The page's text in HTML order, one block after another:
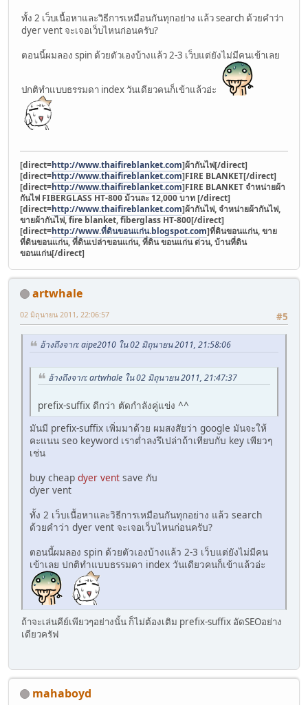
ทั้ง 2 เว็บเนื้อหาและวิธีการเหมือนกันทุกอย่าง แล้ว search ด้วยคำว่า
dyer vent จะเจอเว็บไหนก่อนครับ?
ตอนนี้ผมลอง spin ด้วยตัวเองบ้างแล้ว 2-3 เว็บแต่ยังไม่มีคนเข้าเลย
ปกติทำแบบธรรมดา index วันเดียวคนก็เข้าแล้วอ่ะ
[direct=http://www.thaifireblanket.com]ผ้ากันไฟ[/direct]
[direct=http://www.thaifireblanket.com]FIRE BLANKET[/direct]
[direct=http://www.thaifireblanket.com]FIRE BLANKET จำหน่ายผ้า
กันไฟ FIBERGLASS HT-800 ม้วนละ 12,000 บาท [/direct]
[direct=http://www.thaifireblanket.com]ผ้ากันไฟ, จำหน่ายผ้ากันไฟ,
ขายผ้ากันไฟ, fire blanket, fiberglass HT-800[/direct]
[direct=http://www.ที่ดินขอนแก่น.blogspot.com]ที่ดินขอนแก่น, ขาย
ที่ดินขอนแก่น, ที่ดินเปล่าขอนแก่น, ที่ดิน ขอนแก่น ด่วน, บ้านที่ดิน
ขอนแก่น[/direct]
artwhale
#5
02 มิถุนายน 2011, 22:06:57
อ้างถึงจาก: aipe2010 ใน 02 มิถุนายน 2011, 21:58:06
อ้างถึงจาก: artwhale ใน 02 มิถุนายน 2011, 21:47:37
prefix-suffix ดีกว่า ตัดกำลังคู่แข่ง ^^
มันมี prefix-suffix เพิ่มมาด้วย ผมสงสัยว่า google มันจะให้
คะแนน seo keyword เราต่ำลงรึเปล่าถ้าเทียบกับ key เพียวๆ
เช่น
buy cheap dyer vent save กับ
dyer vent
ทั้ง 2 เว็บเนื้อหาและวิธีการเหมือนกันทุกอย่าง แล้ว search
ด้วยคำว่า dyer vent จะเจอเว็บไหนก่อนครับ?
ตอนนี้ผมลอง spin ด้วยตัวเองบ้างแล้ว 2-3 เว็บแต่ยังไม่มีคน
เข้าเลย ปกติทำแบบธรรมดา index วันเดียวคนก็เข้าแล้วอ่ะ
ถ้าจะเล่นคีย์เพียวๆอย่างนั้น ก็ไม่ต้องเติม prefix-suffix อัดSEOอย่าง
เดียวครัฟ
mahaboyd